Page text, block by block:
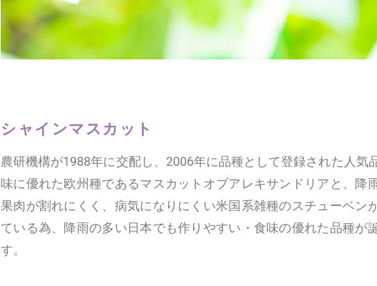
シャインマスカット
農研機構が1988年に交配し、2006年に品種として登録された人気
味に優れた欧州種であるマスカットオブアレキサンドリアと、降
果肉が割れにくく、病気になりにくい米国系雑種のスチューベン
ている為、降雨の多い日本でも作りやすい・食味の優れた品種が
す。